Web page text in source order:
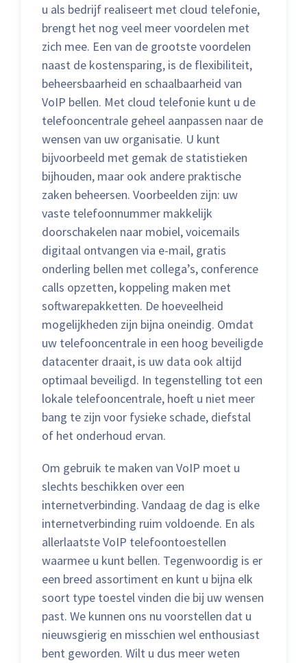
u als bedrijf realiseert met cloud telefonie,
brengt het nog veel meer voordelen met
zich mee. Een van de grootste voordelen
naast de kostensparing, is de flexibiliteit,
beheersbaarheid en schaalbaarheid van
VoIP bellen. Met cloud telefonie kunt u de
telefooncentrale geheel aanpassen naar de
wensen van uw organisatie. U kunt
bijvoorbeeld met gemak de statistieken
bijhouden, maar ook andere praktische
zaken beheersen. Voorbeelden zijn: uw
vaste telefoonnummer makkelijk
doorschakelen naar mobiel, voicemails
digitaal ontvangen via e-mail, gratis
onderling bellen met collega’s, conference
calls opzetten, koppeling maken met
softwarepakketten. De hoeveelheid
mogelijkheden zijn bijna oneindig. Omdat
uw telefooncentrale in een hoog beveiligde
datacenter draait, is uw data ook altijd
optimaal beveiligd. In tegenstelling tot een
lokale telefooncentrale, hoeft u niet meer
bang te zijn voor fysieke schade, diefstal
of het onderhoud ervan.
Om gebruik te maken van VoIP moet u
slechts beschikken over een
internetverbinding. Vandaag de dag is elke
internetverbinding ruim voldoende. En als
allerlaatste VoIP telefoontoestellen
waarmee u kunt bellen. Tegenwoordig is er
een breed assortiment en kunt u bijna elk
soort type toestel vinden die bij uw wensen
past. We kunnen ons nu voorstellen dat u
nieuwsgierig en misschien wel enthousiast
bent geworden. Wilt u dus meer weten